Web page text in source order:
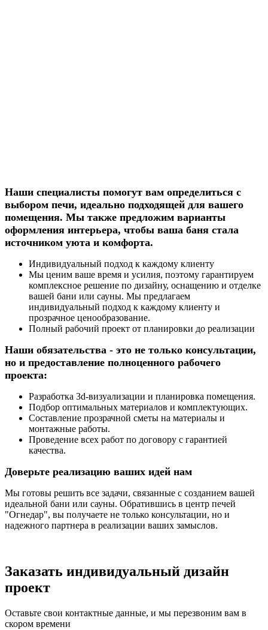
Наши специалисты помогут вам определиться с
выбором печи, идеально подходящей для вашего
помещения. Мы также предложим варианты
оформления интерьера, чтобы ваша баня стала
источником уюта и комфорта.
Индивидуальный подход к каждому клиенту
Мы ценим ваше время и усилия, поэтому гарантируем
комплексное решение по дизайну, оснащению и отделке
вашей бани или сауны. Мы предлагаем
индивидуальный подход к каждому клиенту и
прозрачное ценообразование.
Полный рабочий проект от планировки до реализации
Наши обязательства - это не только консультации,
но и предоставление полноценного рабочего
проекта:
Разработка 3d-визуализации и планировка помещения.
Подбор оптимальных материалов и комплектующих.
Составление прозрачной сметы на материалы и
монтажные работы.
Проведение всех работ по договору с гарантией
качества.
Доверьте реализацию ваших идей нам
Мы готовы решить все задачи, связанные с созданием вашей
идеальной бани или сауны. Обратившись в центр печей
"Огнедар", вы получаете не только консультации, но и
надежного партнера в реализации ваших замыслов.
Заказать индивидуальный дизайн
проект
Оставьте свои контактные данные, и мы перезвоним вам в
скором времени